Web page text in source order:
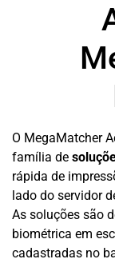
O MegaMatcher
família de
rápida de
lado do servidor
As soluções são
biométrica em
cadastradas no